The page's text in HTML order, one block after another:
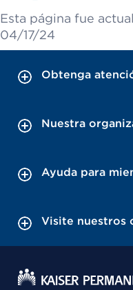
Esta página fue
04/17/24
Obtenga
Nuestra
Ayuda para
Visite nuestros